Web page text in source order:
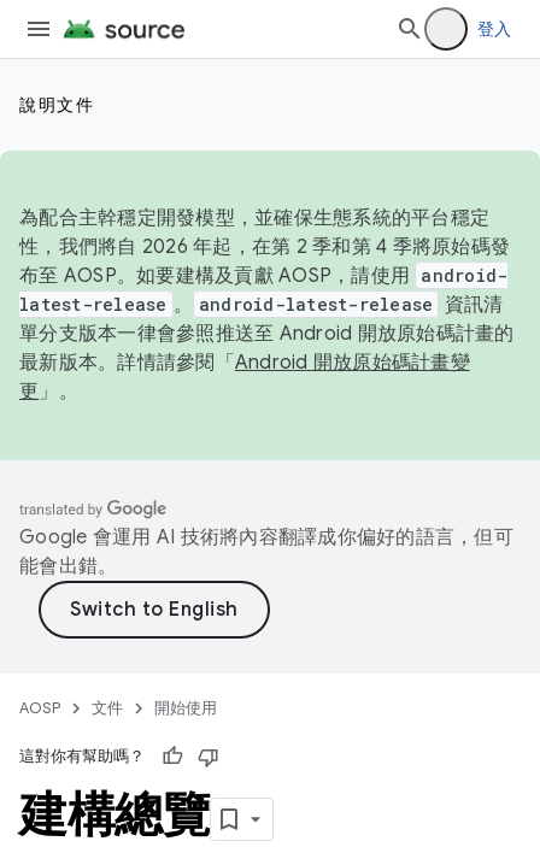
登入
說明文件
為配合主幹穩定開發模型，並確保生態系統的平台穩定
性，我們將自 2026 年起，在第 2 季和第 4 季將原始碼發
布至 AOSP。如要建構及貢獻 AOSP，請使用 android-
latest-release 。 android-latest-release
資訊清
單分支版本一律會參照推送至 Android 開放原始碼計畫的
最新版本。詳情請參閱「 Android 開放原始碼計畫變
更 」。
Google 會運用 AI 技術將內容翻譯成你偏好的語言，但可
能會出錯。
AOSP 文件 開始使用
這對你有幫助嗎？
建構總覽